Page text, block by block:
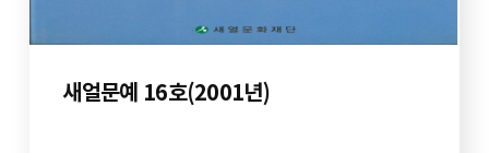
새얼문예 16호(2001년)